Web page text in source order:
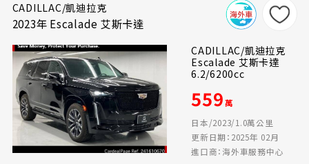
CADILLAC/凱迪拉克
2023年 Escalade 艾斯卡達
CADILLAC/凱迪拉克
Escalade 艾斯卡達
6.2/6200cc
559萬
日本/2023/1.0萬公里
更新日期：2025年 02月
進口商：海外車服務中心